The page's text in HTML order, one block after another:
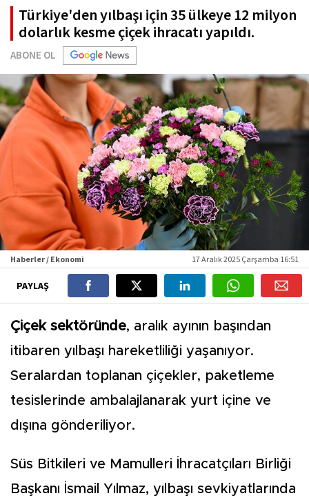
Türkiye'den yılbaşı için 35 ülkeye 12 milyon
dolarlık kesme çiçek ihracatı yapıldı.
ABONE OL
Haberler / Ekonomi 17 Aralık 2025 Çarşamba 16:51
PAYLAŞ
Çiçek sektöründe, aralık ayının başından
itibaren yılbaşı hareketliliği yaşanıyor.
Seralardan toplanan çiçekler, paketleme
tesislerinde ambalajlanarak yurt içine ve
dışına gönderiliyor.
Süs Bitkileri ve Mamulleri İhracatçıları Birliği
Başkanı İsmail Yılmaz, yılbaşı sevkiyatlarında